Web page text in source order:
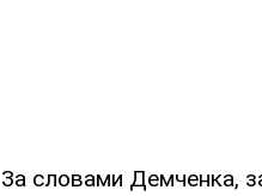
За словами Демченка,